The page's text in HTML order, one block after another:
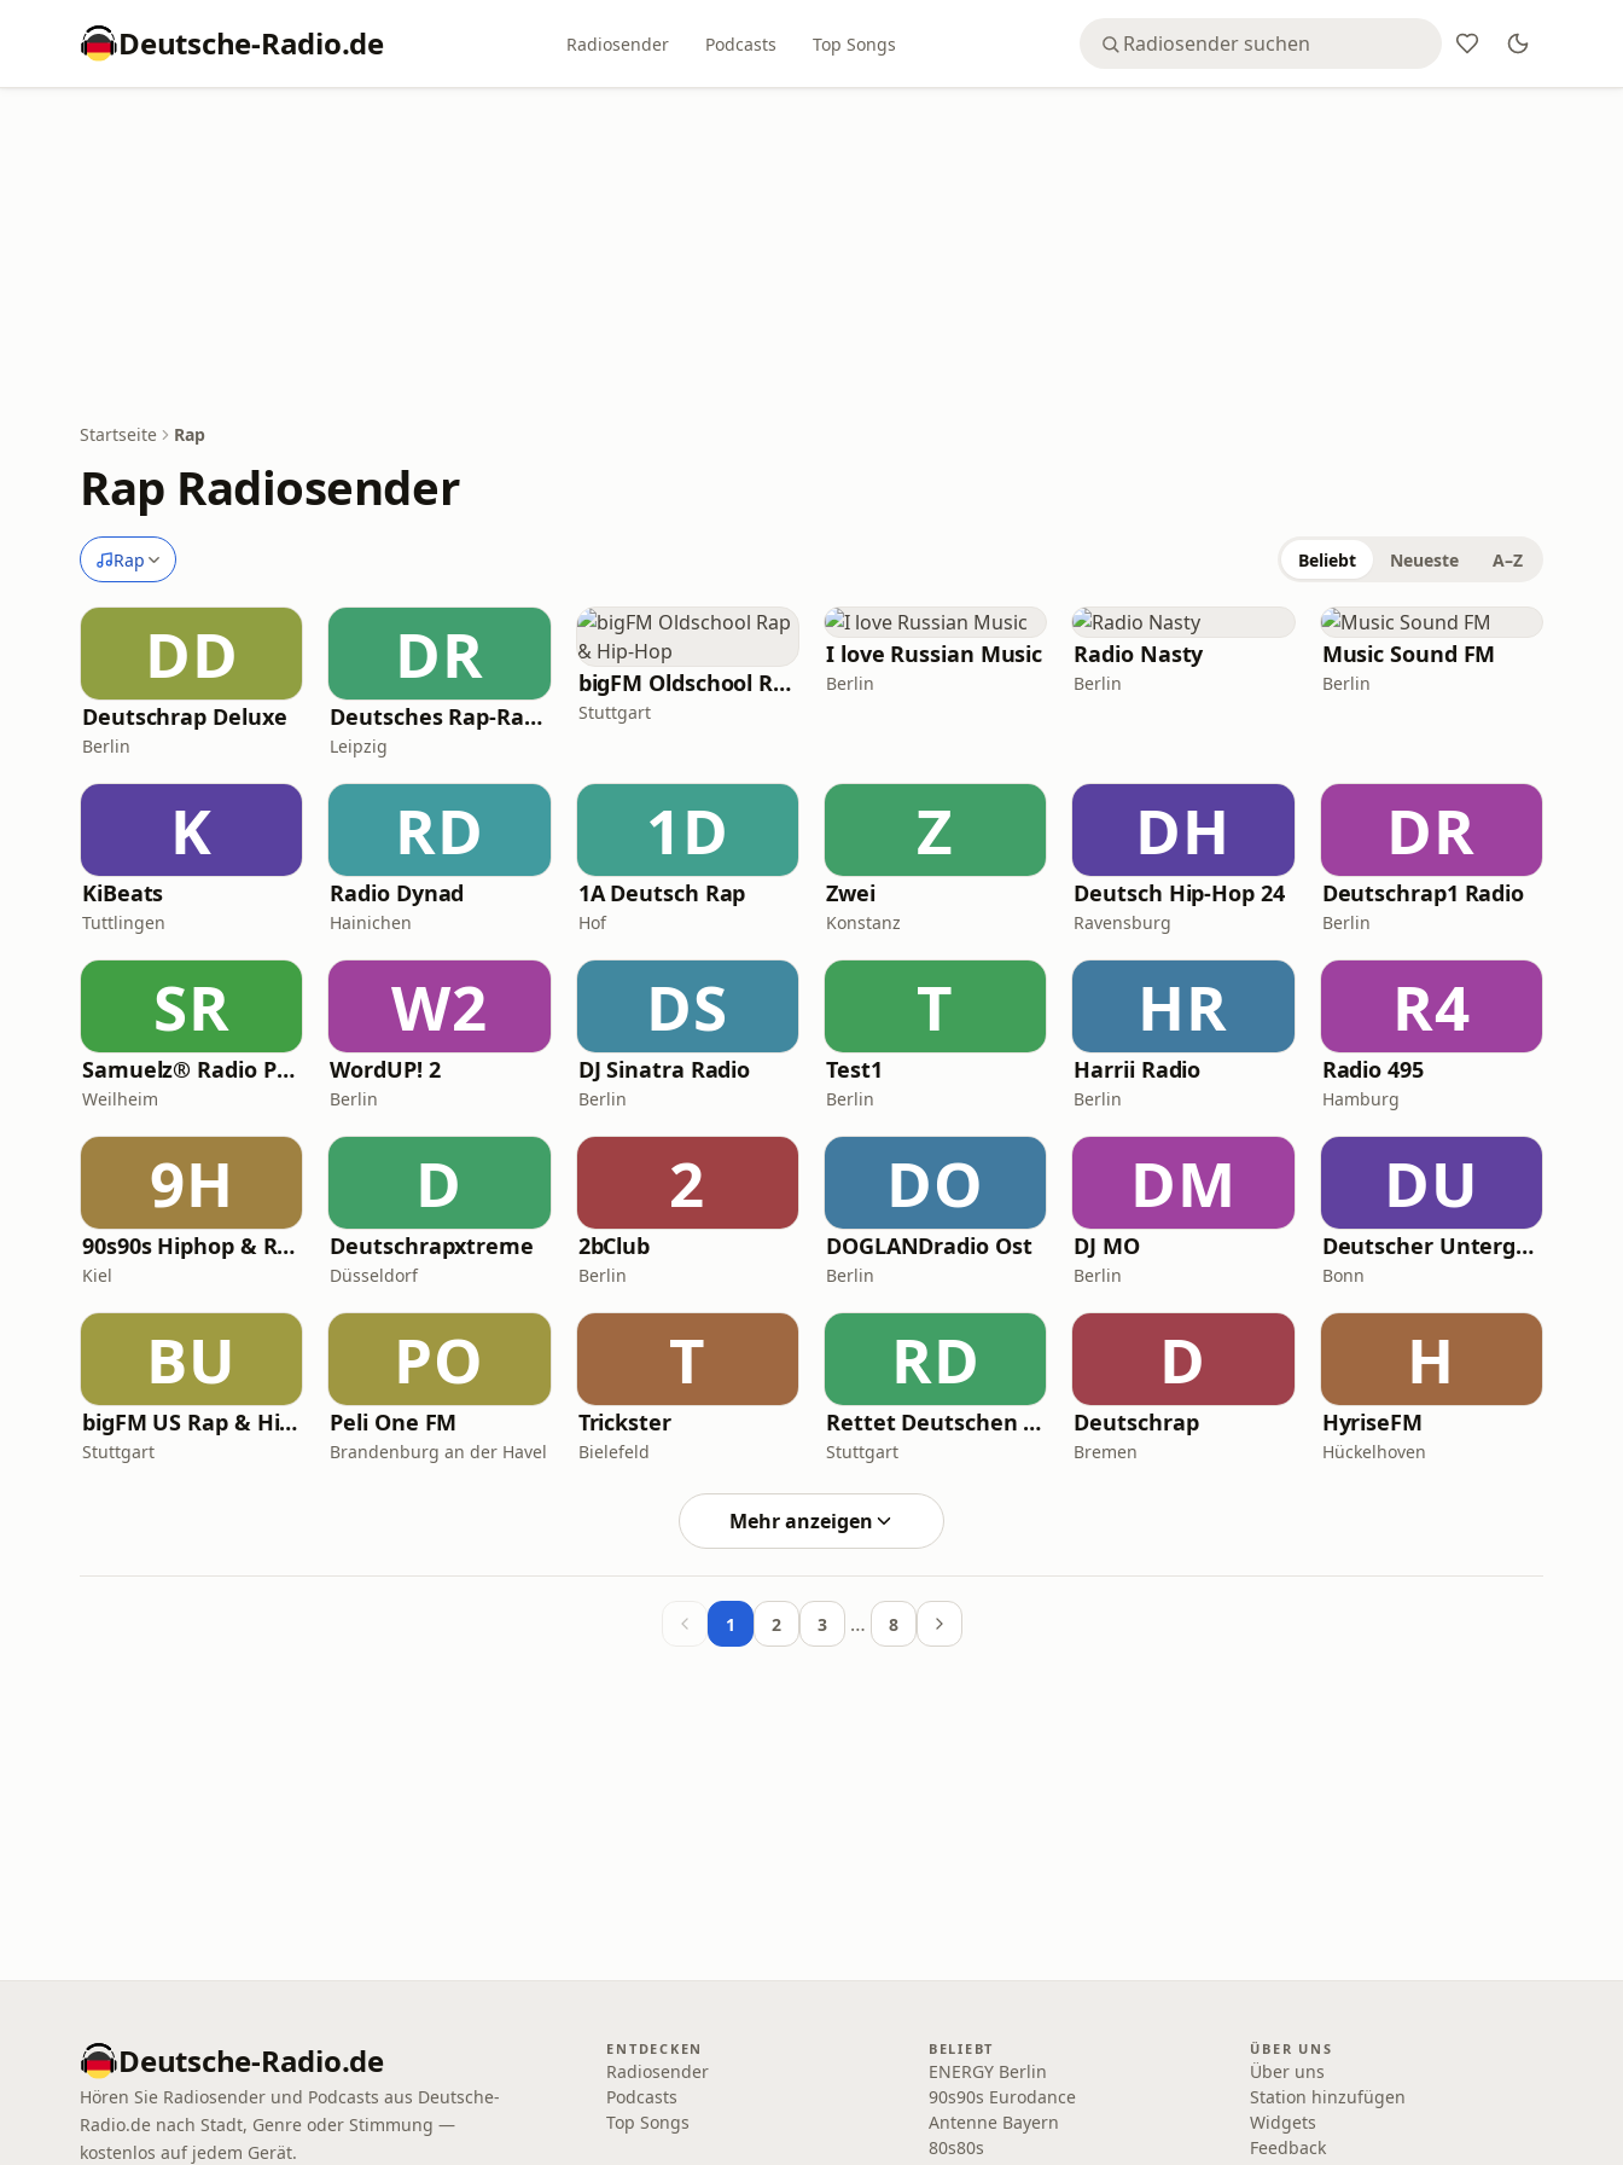
Deutsche-Radio.de Radiosender Podcasts Top Songs
Startseite Rap
Rap Radiosender
Rap Beliebt Neueste A–Z
DD
Deutschrap Deluxe
Berlin
DR
Deutsches Rap-Radio
Leipzig
bigFM Oldschool Rap & Hip-Hop
Stuttgart
I love Russian Music
Berlin
Radio Nasty
Berlin
Music Sound FM
Berlin
K
KiBeats
Tuttlingen
RD
Radio Dynad
Hainichen
1D
1A Deutsch Rap
Hof
Z
Zwei
Konstanz
DH
Deutsch Hip-Hop 24
Ravensburg
DR
Deutschrap1 Radio
Berlin
SR
Samuelz® Radio Peace & Excellence 24/7
Weilheim
W2
WordUP! 2
Berlin
DS
DJ Sinatra Radio
Berlin
T
Test1
Berlin
HR
Harrii Radio
Berlin
R4
Radio 495
Hamburg
9H
90s90s Hiphop & Rap
Kiel
D
Deutschrapxtreme
Düsseldorf
2
2bClub
Berlin
DO
DOGLANDradio Ost
Berlin
DM
DJ MO
Berlin
DU
Deutscher Untergrund Rap
Bonn
BU
bigFM US Rap & Hip-Hop
Stuttgart
PO
Peli One FM
Brandenburg an der Havel
T
Trickster
Bielefeld
RD
Rettet Deutschen Hiphop
Stuttgart
D
Deutschrap
Bremen
H
HyriseFM
Hückelhoven
Mehr anzeigen
1 2 3 … 8
Deutsche-Radio.de
Hören Sie Radiosender und Podcasts aus Deutsche-
Radio.de nach Stadt, Genre oder Stimmung —
kostenlos auf jedem Gerät.
ENTDECKEN
Radiosender
Podcasts
Top Songs
BELIEBT
ENERGY Berlin
90s90s Eurodance
Antenne Bayern
80s80s
ÜBER UNS
Über uns
Station hinzufügen
Widgets
Feedback